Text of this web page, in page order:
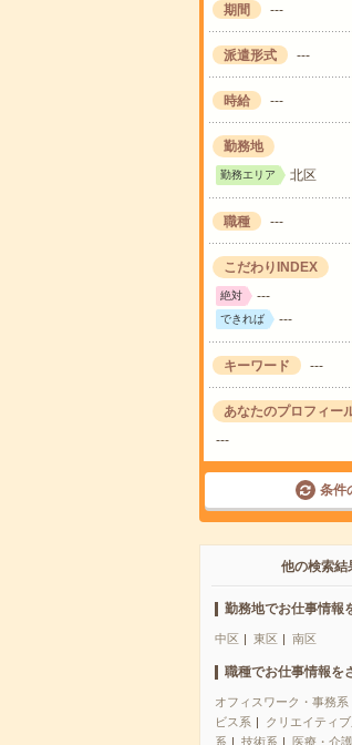
期間 ---
派遣形式 ---
時給 ---
勤務地
勤務エリア 北区
職種 ---
こだわりINDEX
絶対 ---
できれば ---
キーワード ---
あなたのプロフィー
---
条件
他の検索結
勤務地でお仕事情報
中区 東区 南区
職種でお仕事情報を
オフィスワーク・事務系
ビス系
クリエイティブ
系
技術系 医療・介